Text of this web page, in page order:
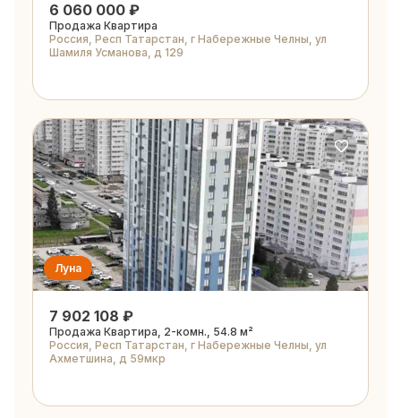
6 060 000 ₽
Продажа Квартира
Россия, Респ Татарстан, г Набережные Челны, ул
Шамиля Усманова, д 129
Луна
7 902 108 ₽
Продажа Квартира, 2-комн., 54.8 м²
Россия, Респ Татарстан, г Набережные Челны, ул
Ахметшина, д 59мкр